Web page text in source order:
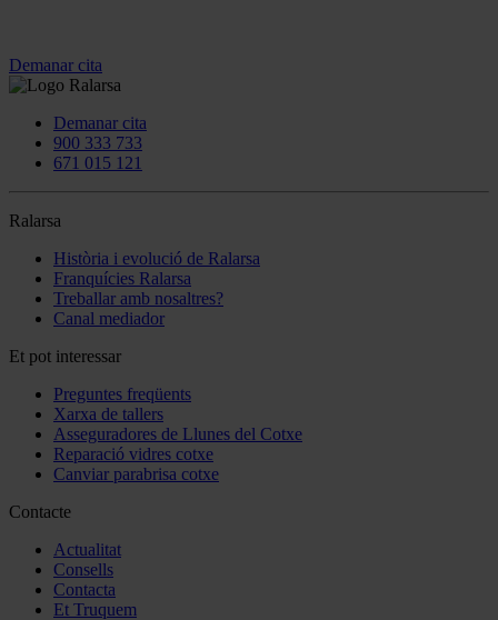
Demanar cita
Demanar cita
900 333 733
671 015 121
Ralarsa
Història i evolució de Ralarsa
Franquícies Ralarsa
Treballar amb nosaltres?
Canal mediador
Et pot interessar
Preguntes freqüents
Xarxa de tallers
Asseguradores de Llunes del Cotxe
Reparació vidres cotxe
Canviar parabrisa cotxe
Contacte
Actualitat
Consells
Contacta
Et Truquem